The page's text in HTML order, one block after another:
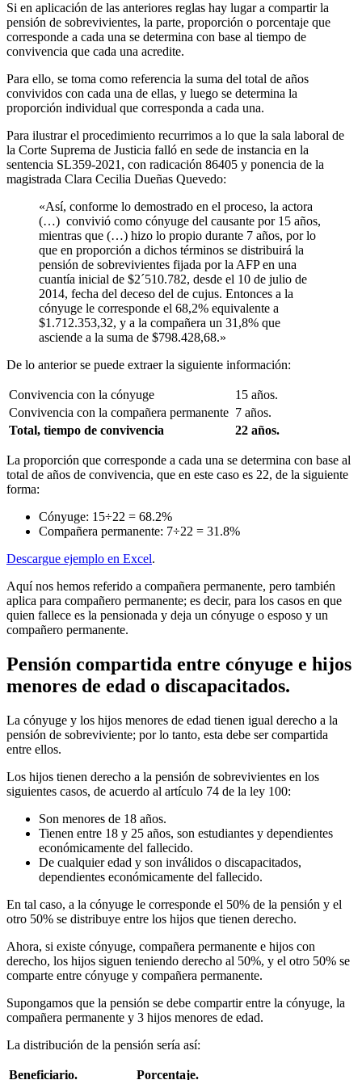
Si en aplicación de las anteriores reglas hay lugar a compartir la
pensión de sobrevivientes, la parte, proporción o porcentaje que
corresponde a cada una se determina con base al tiempo de
convivencia que cada una acredite.
Para ello, se toma como referencia la suma del total de años
convividos con cada una de ellas, y luego se determina la
proporción individual que corresponda a cada una.
Para ilustrar el procedimiento recurrimos a lo que la sala laboral de
la Corte Suprema de Justicia falló en sede de instancia en la
sentencia SL359-2021, con radicación 86405 y ponencia de la
magistrada Clara Cecilia Dueñas Quevedo:
«Así, conforme lo demostrado en el proceso, la actora
(…) convivió como cónyuge del causante por 15 años,
mientras que (…) hizo lo propio durante 7 años, por lo
que en proporción a dichos términos se distribuirá la
pensión de sobrevivientes fijada por la AFP en una
cuantía inicial de $2´510.782, desde el 10 de julio de
2014, fecha del deceso del de cujus. Entonces a la
cónyuge le corresponde el 68,2% equivalente a
$1.712.353,32, y a la compañera un 31,8% que
asciende a la suma de $798.428,68.»
De lo anterior se puede extraer la siguiente información:
Convivencia con la cónyuge
15 años.
Convivencia con la compañera permanente 7 años.
Total, tiempo de convivencia
22 años.
La proporción que corresponde a cada una se determina con base al
total de años de convivencia, que en este caso es 22, de la siguiente
forma:
Cónyuge: 15÷22 = 68.2%
Compañera permanente: 7÷22 = 31.8%
Descargue ejemplo en Excel.
Aquí nos hemos referido a compañera permanente, pero también
aplica para compañero permanente; es decir, para los casos en que
quien fallece es la pensionada y deja un cónyuge o esposo y un
compañero permanente.
Pensión compartida entre cónyuge e hijos
menores de edad o discapacitados.
La cónyuge y los hijos menores de edad tienen igual derecho a la
pensión de sobreviviente; por lo tanto, esta debe ser compartida
entre ellos.
Los hijos tienen derecho a la pensión de sobrevivientes en los
siguientes casos, de acuerdo al artículo 74 de la ley 100:
Son menores de 18 años.
Tienen entre 18 y 25 años, son estudiantes y dependientes
económicamente del fallecido.
De cualquier edad y son inválidos o discapacitados,
dependientes económicamente del fallecido.
En tal caso, a la cónyuge le corresponde el 50% de la pensión y el
otro 50% se distribuye entre los hijos que tienen derecho.
Ahora, si existe cónyuge, compañera permanente e hijos con
derecho, los hijos siguen teniendo derecho al 50%, y el otro 50% se
comparte entre cónyuge y compañera permanente.
Supongamos que la pensión se debe compartir entre la cónyuge, la
compañera permanente y 3 hijos menores de edad.
La distribución de la pensión sería así:
Beneficiario. Porcentaje.